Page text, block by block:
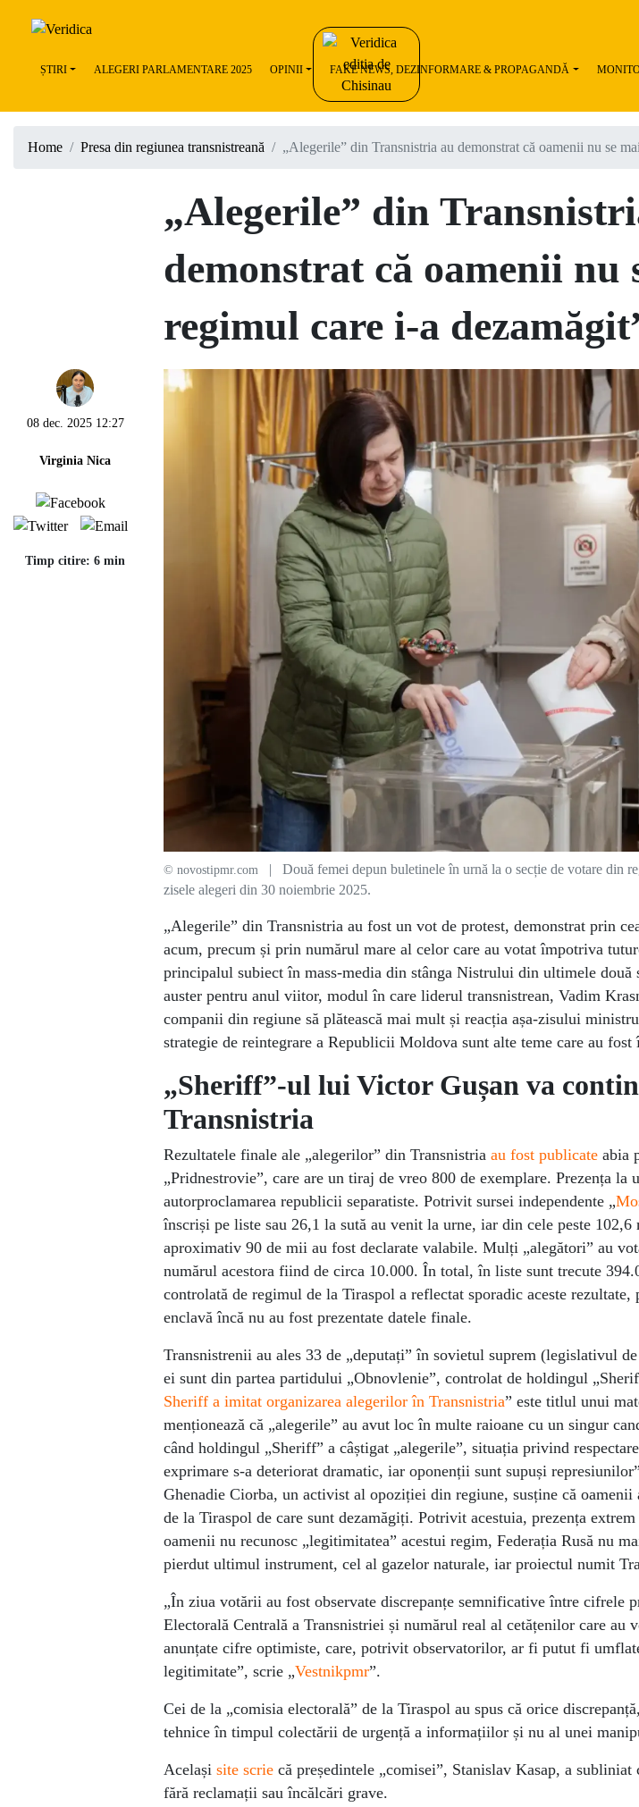
ȘTIRI ALEGERI PARLAMENTARE 2025 OPINII FAKE NEWS, DEZINFORMARE & PROPAGANDĂ
Home Presa din regiunea transnistreană „Alegerile” din Transnistria au demonstrat că oamenii nu se
„Alegerile” din
demonstrat că oamenii nu
regimul care i-a
© novostipmr.com
| Două femei depun buletinele în urnă la o secție de votare din
zisele alegeri din 30 noiembrie 2025.
„Alegerile” din Transnistria au fost un vot de protest, demonstrat prin
acum, precum și prin numărul mare al celor care au votat împotriva
principalul subiect în mass-media din stânga Nistrului din ultimele două
auster pentru anul viitor, modul în care liderul transnistrean, Vadim
companii din regiune să plătească mai mult și reacția așa-zisului
strategie de reintegrare a Republicii Moldova sunt alte teme care au
„Sheriff”-ul lui Victor Gușan va
Transnistria
Rezultatele finale ale „alegerilor” din Transnistria au fost publicate abia
„Pridnestrovie”, care are un tiraj de vreo 800 de exemplare. Prezența la
autorproclamarea republicii separatiste. Potrivit sursei independente „
înscriși pe liste sau 26,1 la sută au venit la urne, iar din cele peste
aproximativ 90 de mii au fost declarate valabile. Mulți „alegători” au
numărul acestora fiind de circa 10.000. În total, în liste sunt trecute
controlată de regimul de la Tiraspol a reflectat sporadic aceste
enclavă încă nu au fost prezentate datele finale.
Transnistrenii au ales 33 de „deputați” în sovietul suprem (legislativul
ei sunt din partea partidului „Obnovlenie”, controlat de holdingul
Sheriff a imitat organizarea alegerilor în Transnistria” este titlul unui
menționează că „alegerile” au avut loc în multe raioane cu un singur
când holdingul „Sheriff” a câștigat „alegerile”, situația privind
exprimare s-a deteriorat dramatic, iar oponenții sunt supuși
Ghenadie Ciorba, un activist al opoziției din regiune, susține că oamenii
de la Tiraspol de care sunt dezamăgiți. Potrivit acestuia, prezența
oamenii nu recunosc „legitimitatea” acestui regim, Federația Rusă nu
pierdut ultimul instrument, cel al gazelor naturale, iar proiectul numit
„În ziua votării au fost observate discrepanțe semnificative între cifrele
Electorală Centrală a Transnistriei și numărul real al cetățenilor care au
anunțate cifre optimiste, care, potrivit observatorilor, ar fi putut fi
legitimitate”, scrie „Vestnikpmr”.
Cei de la „comisia electorală” de la Tiraspol au spus că orice
tehnice în timpul colectării de urgență a informațiilor și nu al unei
Același site scrie că președintele „comisei”, Stanislav Kasap, a
fără reclamații sau încălcări grave.
08 dec. 2025 12:27
Virginia Nica
Timp citire: 6 min